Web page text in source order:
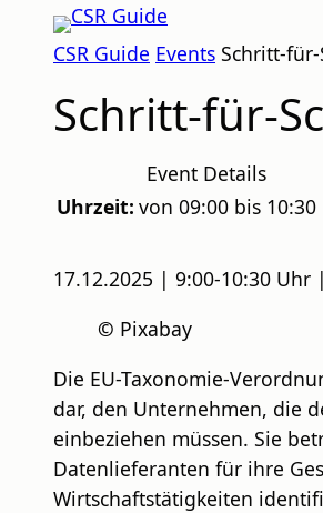
InhaltCSR
GUIDE
CSR Guide Events Schritt-
Schritt-für-
Event Details
Uhrzeit: von 09:00 bis 10:30
17.12.2025 | 9:00-10:30 Uhr
© Pixabay
Die EU-Taxonomie-
dar, den Unternehmen, die
einbeziehen müssen. Sie
Datenlieferanten für ihre
Wirtschaftstätigkeiten